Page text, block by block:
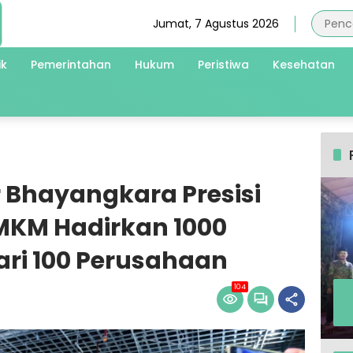
Jumat, 7 Agustus 2026
Pemerintahan Hukum Peristiwa Kesehatan
Presisi
Hadirkan 1000
100 Perusahaan
104